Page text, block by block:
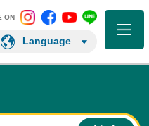
ームページ
ON 矢吹町 Instagram
矢吹町矢吹町矢吹町
Language